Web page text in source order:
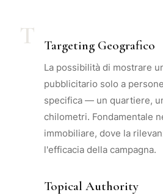
T Targeting Geografico
La possibilità di mostrare
pubblicitario solo a
specifica — un quartiere,
chilometri. Fondamentale
immobiliare, dove la
l'efficacia della campagna.
Topical Authority